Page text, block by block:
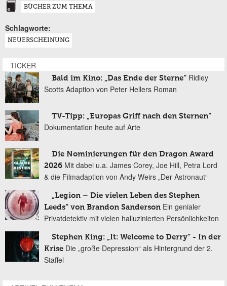
BÜCHER ZUM THEMA
Schlagworte:
NEUERSCHEINUNG
TICKER
Bald im Kino: „Das Ende der Sterne“ Ridley
Scotts Adaption von Peter Hellers Roman
TV-Tipp: „Europas Griff nach den Sternen“
Dokumentation heute auf Arte
Die Nominierungen für den Dragon Award
2026 Mit dabei u.a. James Corey, Joe Hill, Petra Lord
& die Filmadaption von Andy Weirs „Der Astronaut“
„Legion – Die vielen Leben des Stephen
Leeds“ von Brandon Sanderson Ein genialer
Privatdetektiv mit vielen halluzinierten Persönlichkeiten
Stephen King: „It: Welcome to Derry“ - In der
Krise Die „große Depression“ als Hintergrund der 2.
Staffel